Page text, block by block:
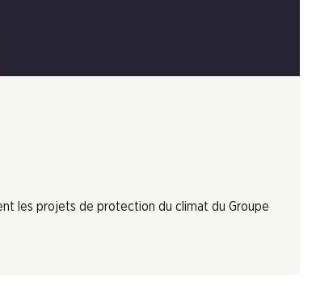
les projets de protection du climat du Groupe